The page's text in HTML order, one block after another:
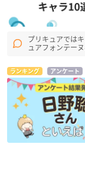
プリキュアでは
ュアフォンテー
ランキング アンケート